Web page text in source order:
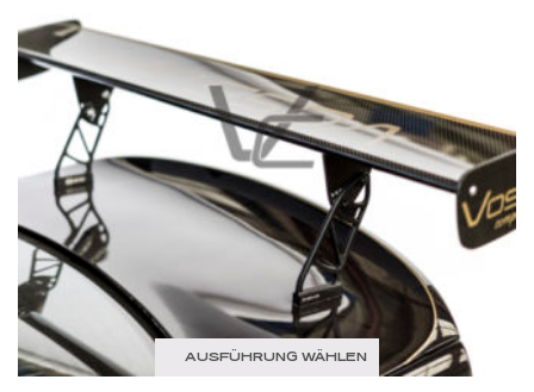
AUSFÜHRUNG WÄHLEN